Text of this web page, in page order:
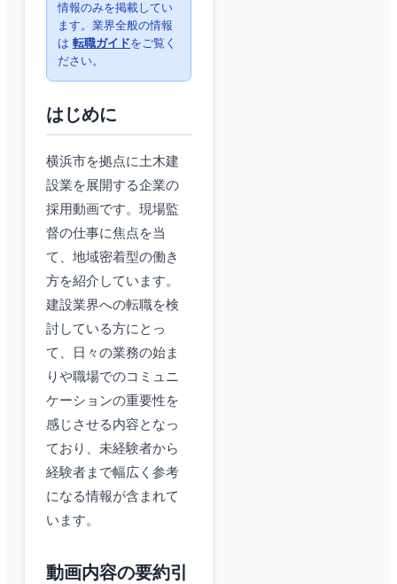
情報のみを掲載してい
ます。業界全般の情報
は 転職ガイドをご覧く
ださい。
はじめに
横浜市を拠点に土木建
設業を展開する企業の
採用動画です。現場監
督の仕事に焦点を当
て、地域密着型の働き
方を紹介しています。
建設業界への転職を検
討している方にとっ
て、日々の業務の始ま
りや職場でのコミュニ
ケーションの重要性を
感じさせる内容となっ
ており、未経験者から
経験者まで幅広く参考
になる情報が含まれて
います。
動画内容の要約引